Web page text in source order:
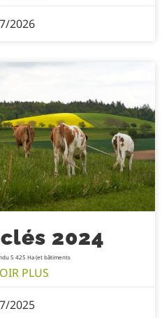
2026
2024
5 425 Ha (et bâtiments
PLUS
2025